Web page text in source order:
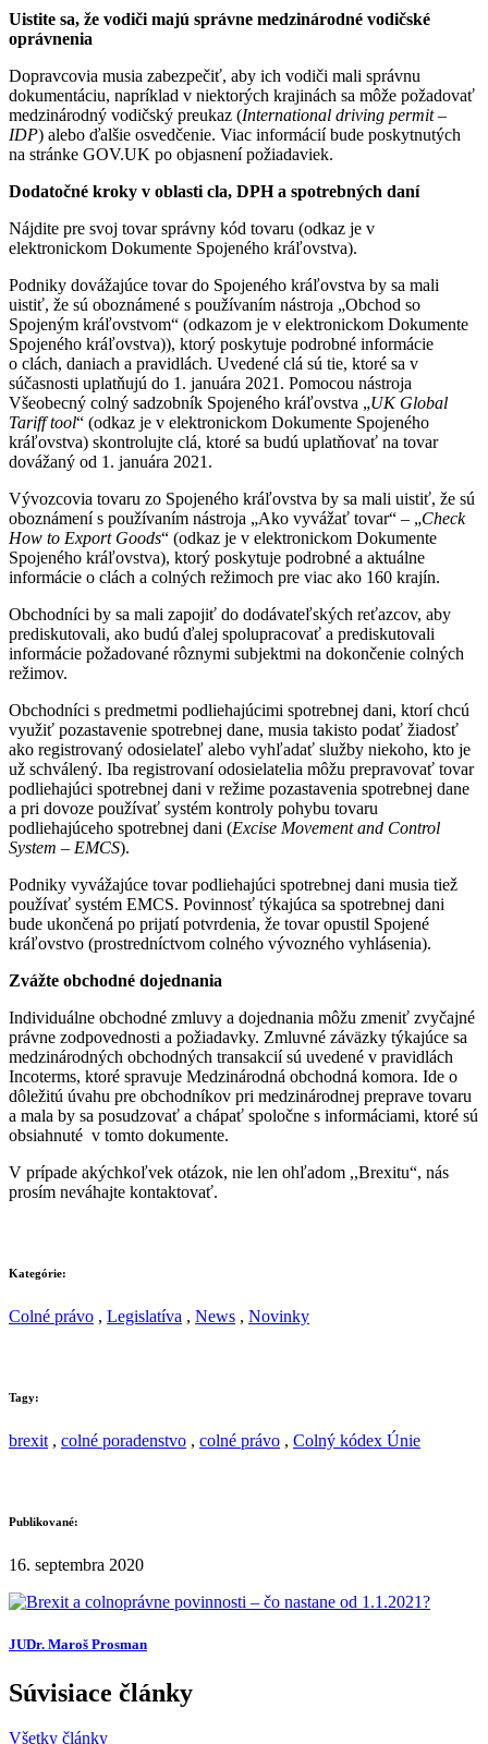
Uistite sa, že vodiči majú správne medzinárodné vodičské
oprávnenia
Dopravcovia musia zabezpečiť, aby ich vodiči mali správnu
dokumentáciu, napríklad v niektorých krajinách sa môže požadovať
medzinárodný vodičský preukaz (International driving permit –
IDP) alebo ďalšie osvedčenie. Viac informácií bude poskytnutých
na stránke GOV.UK po objasnení požiadaviek.
Dodatočné kroky v oblasti cla, DPH a spotrebných daní
Nájdite pre svoj tovar správny kód tovaru (odkaz je v
elektronickom Dokumente Spojeného kráľovstva).
Podniky dovážajúce tovar do Spojeného kráľovstva by sa mali
uistiť, že sú oboznámené s používaním nástroja „Obchod so
Spojeným kráľovstvom“ (odkazom je v elektronickom Dokumente
Spojeného kráľovstva)), ktorý poskytuje podrobné informácie
o clách, daniach a pravidlách. Uvedené clá sú tie, ktoré sa v
súčasnosti uplatňujú do 1. januára 2021. Pomocou nástroja
Všeobecný colný sadzobník Spojeného kráľovstva „UK Global
Tariff tool“ (odkaz je v elektronickom Dokumente Spojeného
kráľovstva) skontrolujte clá, ktoré sa budú uplatňovať na tovar
dovážaný od 1. januára 2021.
Vývozcovia tovaru zo Spojeného kráľovstva by sa mali uistiť, že sú
oboznámení s používaním nástroja „Ako vyvážať tovar“ – „Check
How to Export Goods“ (odkaz je v elektronickom Dokumente
Spojeného kráľovstva), ktorý poskytuje podrobné a aktuálne
informácie o clách a colných režimoch pre viac ako 160 krajín.
Obchodníci by sa mali zapojiť do dodávateľských reťazcov, aby
prediskutovali, ako budú ďalej spolupracovať a prediskutovali
informácie požadované rôznymi subjektmi na dokončenie colných
režimov.
Obchodníci s predmetmi podliehajúcimi spotrebnej dani, ktorí chcú
využiť pozastavenie spotrebnej dane, musia takisto podať žiadosť
ako registrovaný odosielateľ alebo vyhľadať služby niekoho, kto je
už schválený. Iba registrovaní odosielatelia môžu prepravovať tovar
podliehajúci spotrebnej dani v režime pozastavenia spotrebnej dane
a pri dovoze používať systém kontroly pohybu tovaru
podliehajúceho spotrebnej dani (Excise Movement and Control
System – EMCS).
Podniky vyvážajúce tovar podliehajúci spotrebnej dani musia tiež
používať systém EMCS. Povinnosť týkajúca sa spotrebnej dani
bude ukončená po prijatí potvrdenia, že tovar opustil Spojené
kráľovstvo (prostredníctvom colného vývozného vyhlásenia).
Zvážte obchodné dojednania
Individuálne obchodné zmluvy a dojednania môžu zmeniť zvyčajné
právne zodpovednosti a požiadavky. Zmluvné záväzky týkajúce sa
medzinárodných obchodných transakcií sú uvedené v pravidlách
Incoterms, ktoré spravuje Medzinárodná obchodná komora. Ide o
dôležitú úvahu pre obchodníkov pri medzinárodnej preprave tovaru
a mala by sa posudzovať a chápať spoločne s informáciami, ktoré sú
obsiahnuté v tomto dokumente.
V prípade akýchkoľvek otázok, nie len ohľadom ,,Brexitu“, nás
prosím neváhajte kontaktovať.
Kategórie:
Colné právo , Legislatíva , News , Novinky
Tagy:
brexit , colné poradenstvo , colné právo , Colný kódex Únie
Publikované:
16. septembra 2020
JUDr. Maroš Prosman
Súvisiace články
Všetky články